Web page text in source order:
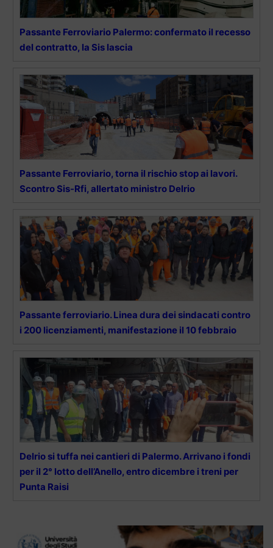
Passante Ferroviario Palermo: confermato il recesso
del contratto, la Sis lascia
Passante Ferroviario, torna il rischio stop ai lavori.
Scontro Sis-Rfi, allertato ministro Delrio
Passante ferroviario. Linea dura dei sindacati contro
i 200 licenziamenti, manifestazione il 10 febbraio
Delrio si tuffa nei cantieri di Palermo. Arrivano i fondi
per il 2° lotto dell’Anello, entro dicembre i treni per
Punta Raisi